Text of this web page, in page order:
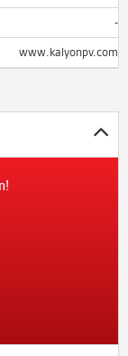
-
www.kalyonpv.com